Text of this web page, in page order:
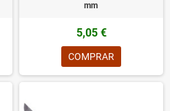
mm
5,05 €
COMPRAR